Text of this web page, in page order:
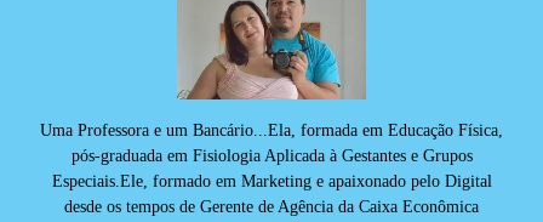
Uma Professora e um Bancário...Ela, formada em Educação Física,
pós-graduada em Fisiologia Aplicada à Gestantes e Grupos
Especiais.Ele, formado em Marketing e apaixonado pelo Digital
desde os tempos de Gerente de Agência da Caixa Econômica